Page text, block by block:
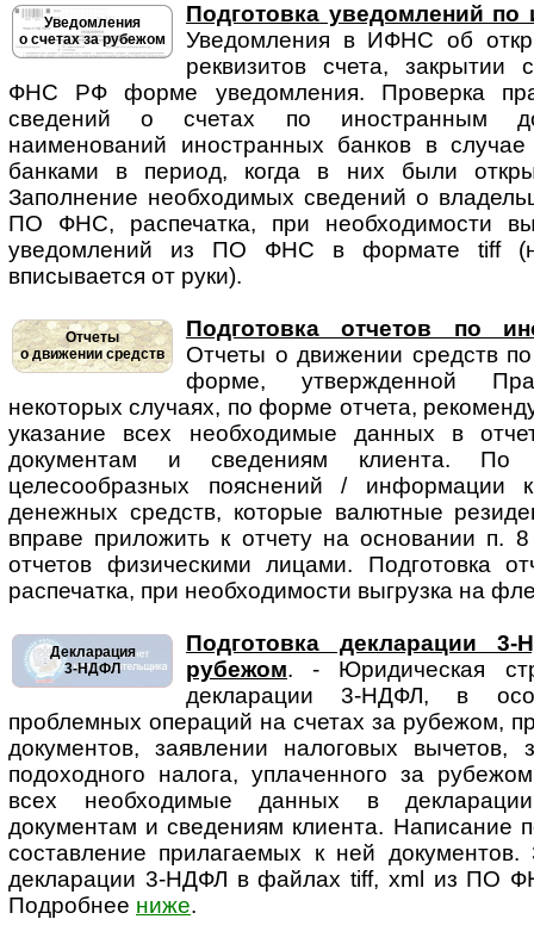
Уведомления
о счетах за рубежом
Подготовка уведомлений по
Уведомления в ИФНС об
реквизитов счета, закрытии
ФНС РФ форме уведомления. Проверка
сведений о счетах по иностранным
наименований иностранных банков в
банками в период, когда в них были
Заполнение необходимых сведений о
ПО ФНС, распечатка, при необходимости
уведомлений из ПО ФНС в формате tiff
вписывается от руки).
Отчеты
о движении средств
Подготовка отчетов по
Отчеты о движении средств
форме, утвержденной
некоторых случаях, по форме отчета,
указание всех необходимые данных в
документам и сведениям клиента. По
целесообразных пояснений / информации
денежных средств, которые валютные
вправе приложить к отчету на основании п.
отчетов физическими лицами. Подготовка
распечатка, при необходимости выгрузка на
Декларация
3-НДФЛ
Подготовка декларации
рубежом. - Юридическая
декларации 3-НДФЛ, в
проблемных операций на счетах за рубежом,
документов, заявлении налоговых вычетов,
подоходного налога, уплаченного за
всех необходимые данных в
документам и сведениям клиента. Написание
составление прилагаемых к ней документов.
декларации 3-НДФЛ в файлах tiff, xml из ПО
Подробнее ниже.